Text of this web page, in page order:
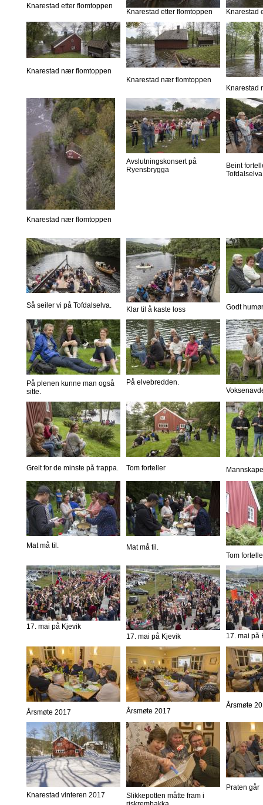
Knarestad etter flomtoppen
Knarestad etter flomtoppen Knarestad
Knarestad nær flomtoppen
Knarestad nær flomtoppen
Knarestad
Knarestad nær flomtoppen
Avslutningskonsert på
Ryensbrygga
Beint
Så seiler vi på Tofdalselva. Klar til å kaste loss Godt
På plenen kunne man også
sitte.
På elvebredden.
Greit for de minste på trappa. Tom forteller
Mat må til.
Mat må til.
Tom
17. mai på Kjevik
17. mai på Kjevik
17. mai på
Årsmøte 2017 Årsmøte 2017
Årsmøte
Knarestad vinteren 2017
Slikkepotten måtte fram i
Praten går